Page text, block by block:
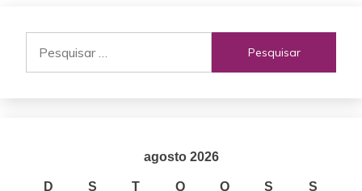
por:
agosto 2026
D S T Q Q S S